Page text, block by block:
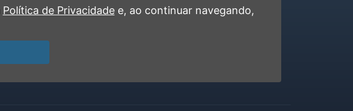
Contato
Política de Privacidadee, ao continuar navegando,